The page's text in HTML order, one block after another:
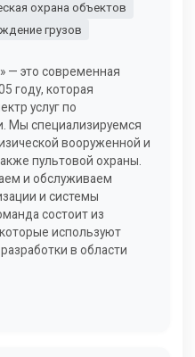
охрана объектов
грузов
— это современная
году, которая
услуг по
Мы специализируемся
вооруженной и
пультовой охраны.
и обслуживаем
и системы
состоит из
используют
в области